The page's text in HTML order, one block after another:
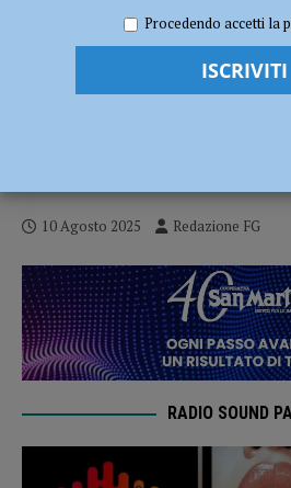
giovani, il Comune scrive al vescovo
pastorale: “Impegno condiviso”
Nuove povertà e
10 Agosto 2025 Redazione FG
RADIO SOUND
Procedendo accetti la